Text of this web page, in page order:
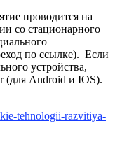
проводится на
со стационарного
по ссылке). Если
устройства,
(для Android и IOS).
tehnologii-razvitiya-